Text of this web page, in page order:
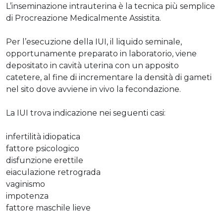
L’inseminazione intrauterina è la tecnica più semplice
di Procreazione Medicalmente Assistita.
Per l’esecuzione della IUI, il liquido seminale,
opportunamente preparato in laboratorio, viene
depositato in cavità uterina con un apposito
catetere, al fine di incrementare la densità di gameti
nel sito dove avviene in vivo la fecondazione.
La IUI trova indicazione nei seguenti casi:
infertilità idiopatica
fattore psicologico
disfunzione erettile
eiaculazione retrograda
vaginismo
impotenza
fattore maschile lieve